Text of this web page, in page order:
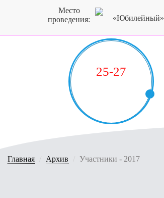
Место
проведения:
«Юбилейный»
25-27
Главная Архив Участники - 2017